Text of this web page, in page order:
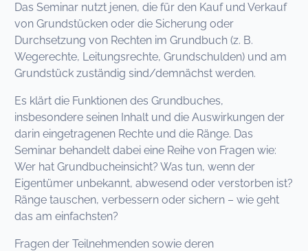
Das Seminar nutzt jenen, die für den Kauf und Verkauf
von Grundstücken oder die Sicherung oder
Durchsetzung von Rechten im Grundbuch (z. B.
Wegerechte, Leitungsrechte, Grundschulden) und am
Grundstück zuständig sind/demnächst werden.
Es klärt die Funktionen des Grundbuches,
insbesondere seinen Inhalt und die Auswirkungen der
darin eingetragenen Rechte und die Ränge. Das
Seminar behandelt dabei eine Reihe von Fragen wie:
Wer hat Grundbucheinsicht? Was tun, wenn der
Eigentümer unbekannt, abwesend oder verstorben ist?
Ränge tauschen, verbessern oder sichern – wie geht
das am einfachsten?
Fragen der Teilnehmenden sowie deren